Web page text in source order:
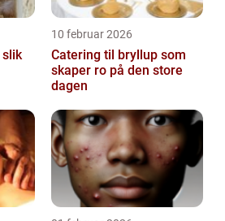
10 februar 2026
Catering til bryllup som
skaper ro på den store
dagen